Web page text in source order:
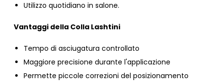
Utilizzo quotidiano in salone.
Vantaggi della Colla Lashtini
Tempo di asciugatura controllato
Maggiore precisione durante l'applicazione
Permette piccole correzioni del posizionamento